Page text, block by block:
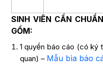
SINH VIÊN CẦN
GỒM:
1 quyển báo cáo (có ký
quan) – Mẫu bìa báo